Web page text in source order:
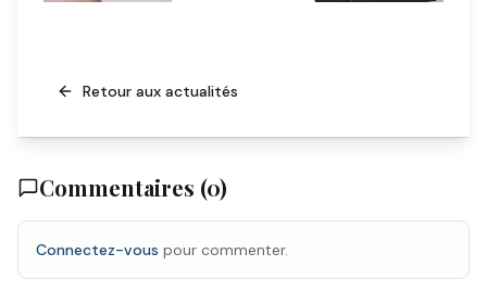
Retour aux actualités
Commentaires (0)
Connectez-vous pour commenter.